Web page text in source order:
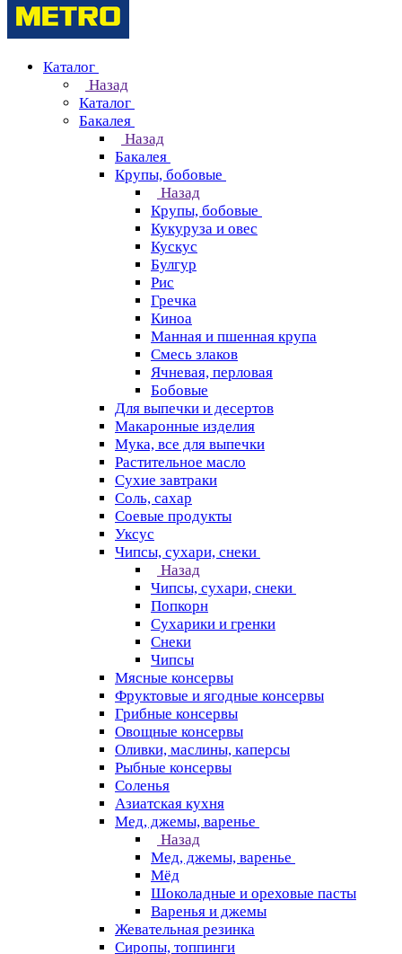
Каталог
Назад
Каталог
Бакалея
Назад
Бакалея
Крупы, бобовые
Назад
Крупы, бобовые
Кукуруза и овес
Кускус
Булгур
Рис
Гречка
Киноа
Манная и пшенная крупа
Смесь злаков
Ячневая, перловая
Бобовые
Для выпечки и десертов
Макаронные изделия
Мука, все для выпечки
Растительное масло
Сухие завтраки
Соль, сахар
Соевые продукты
Уксус
Чипсы, сухари, снеки
Назад
Чипсы, сухари, снеки
Попкорн
Сухарики и гренки
Снеки
Чипсы
Мясные консервы
Фруктовые и ягодные консервы
Грибные консервы
Овощные консервы
Оливки, маслины, каперсы
Рыбные консервы
Соленья
Азиатская кухня
Мед, джемы, варенье
Назад
Мед, джемы, варенье
Мёд
Шоколадные и ореховые пасты
Варенья и джемы
Жевательная резинка
Сиропы, топпинги